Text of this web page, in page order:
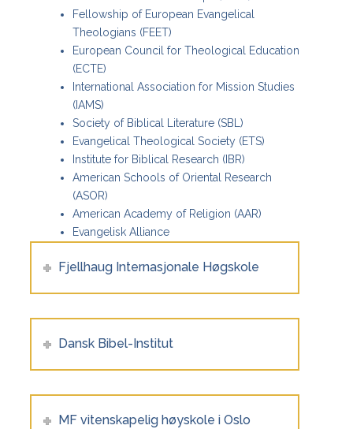
Fellowship of European Evangelical
Theologians (FEET)
European Council for Theological Education
(ECTE)
International Association for Mission Studies
(IAMS)
Society of Biblical Literature (SBL)
Evangelical Theological Society (ETS)
Institute for Biblical Research (IBR)
American Schools of Oriental Research
(ASOR)
American Academy of Religion (AAR)
Evangelisk Alliance
Fjellhaug Internasjonale Høgskole
Dansk Bibel-Institut
MF vitenskapelig høyskole i Oslo